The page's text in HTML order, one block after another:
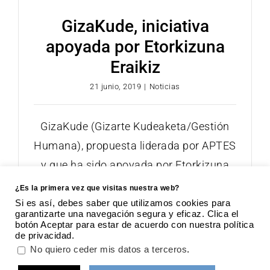
GizaKude, iniciativa
apoyada por Etorkizuna
Eraikiz
21 junio, 2019 | Noticias
GizaKude (Gizarte Kudeaketa/Gestión
Humana), propuesta liderada por APTES
y que ha sido apoyada por Etorkizuna
Eraikiz de la Diputación
APTES · Asociación para la Promoción de la Tecnología
¿Es la primera vez que visitas nuestra web?
Si es así, debes saber que utilizamos cookies para
garantizarte una navegación segura y eficaz. Clica el
botón Aceptar para estar de acuerdo con nuestra política
de privacidad.
No quiero ceder mis datos a terceros.